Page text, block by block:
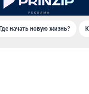
Где начать новую жизнь?